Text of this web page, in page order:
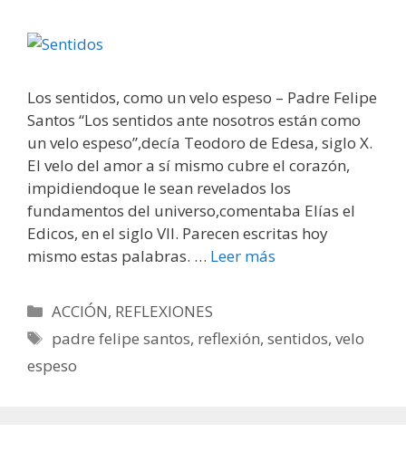
Los sentidos, como un velo espeso – Padre Felipe
Santos “Los sentidos ante nosotros están como
un velo espeso”,decía Teodoro de Edesa, siglo X.
El velo del amor a sí mismo cubre el corazón,
impidiendoque le sean revelados los
fundamentos del universo,comentaba Elías el
Edicos, en el siglo VII. Parecen escritas hoy
mismo estas palabras. … Leer más
Categorías
ACCIÓN, REFLEXIONES
Etiquetas
padre felipe santos, reflexión,sentidos,velo
espeso